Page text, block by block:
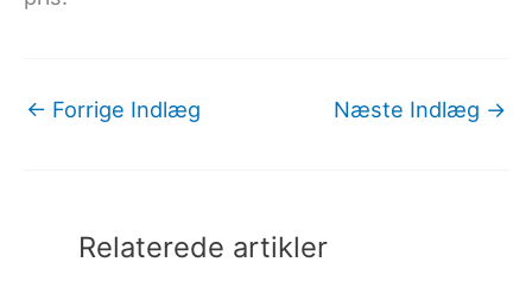
← Forrige Indlæg Næste Indlæg →
Relaterede artikler